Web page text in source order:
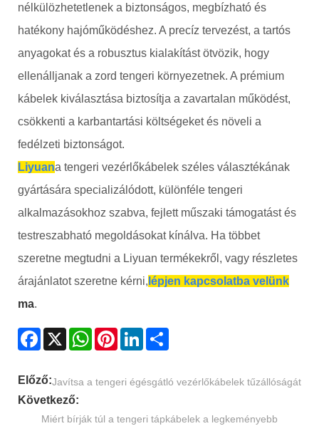
nélkülözhetetlenek a biztonságos, megbízható és
hatékony hajóműködéshez. A precíz tervezést, a tartós
anyagokat és a robusztus kialakítást ötvözik, hogy
ellenálljanak a zord tengeri környezetnek. A prémium
kábelek kiválasztása biztosítja a zavartalan működést,
csökkenti a karbantartási költségeket és növeli a
fedélzeti biztonságot.
Liyuana tengeri vezérlőkábelek széles választékának
gyártására specializálódott, különféle tengeri
alkalmazásokhoz szabva, fejlett műszaki támogatást és
testreszabható megoldásokat kínálva. Ha többet
szeretne megtudni a Liyuan termékekről, vagy részletes
árajánlatot szeretne kérni, lépjen kapcsolatba velünk
ma.
Facebook
X WhatsAppPinterestLinkedIn
Előző:Javítsa a tengeri égésgátló vezérlőkábelek tűzállóságát
Következő:
Miért bírják túl a tengeri tápkábelek a legkeményebb